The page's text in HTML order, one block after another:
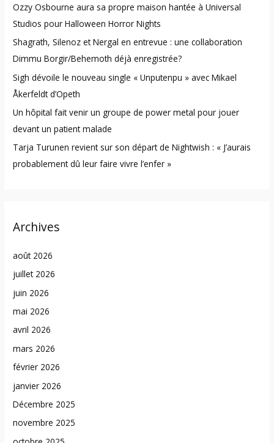
f
o
r
:
Ozzy Osbourne aura sa propre maison hantée à Universal
Studios pour Halloween Horror Nights
Shagrath, Silenoz et Nergal en entrevue : une collaboration
Dimmu Borgir/Behemoth déjà enregistrée?
Sigh dévoile le nouveau single « Unputenpu » avec Mikael
Åkerfeldt d’Opeth
Un hôpital fait venir un groupe de power metal pour jouer
devant un patient malade
Tarja Turunen revient sur son départ de Nightwish : « J’aurais
probablement dû leur faire vivre l’enfer »
Archives
août 2026
juillet 2026
juin 2026
mai 2026
avril 2026
mars 2026
février 2026
janvier 2026
Décembre 2025
novembre 2025